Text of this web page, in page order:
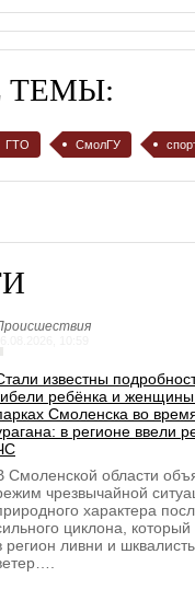
ТЕМЫ:
ГТО СмолГУ
известны
ребёнка и
Смоленска во
в регионе ввели
Смоленской области
чрезвычайной
характера
циклона,
регион ливни и